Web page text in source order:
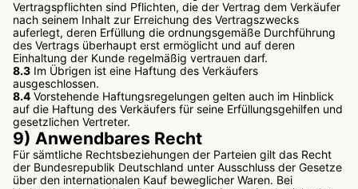
Vertragspflichten sind Pflichten, die der Vertrag dem Verkäufer
nach seinem Inhalt zur Erreichung des Vertragszwecks
auferlegt, deren Erfüllung die ordnungsgemäße Durchführung
des Vertrags überhaupt erst ermöglicht und auf deren
Einhaltung der Kunde regelmäßig vertrauen darf.
8.3 Im Übrigen ist eine Haftung des Verkäufers
ausgeschlossen.
8.4 Vorstehende Haftungsregelungen gelten auch im Hinblick
auf die Haftung des Verkäufers für seine Erfüllungsgehilfen und
gesetzlichen Vertreter.
9) Anwendbares Recht
Für sämtliche Rechtsbeziehungen der Parteien gilt das Recht
der Bundesrepublik Deutschland unter Ausschluss der Gesetze
über den internationalen Kauf beweglicher Waren. Bei